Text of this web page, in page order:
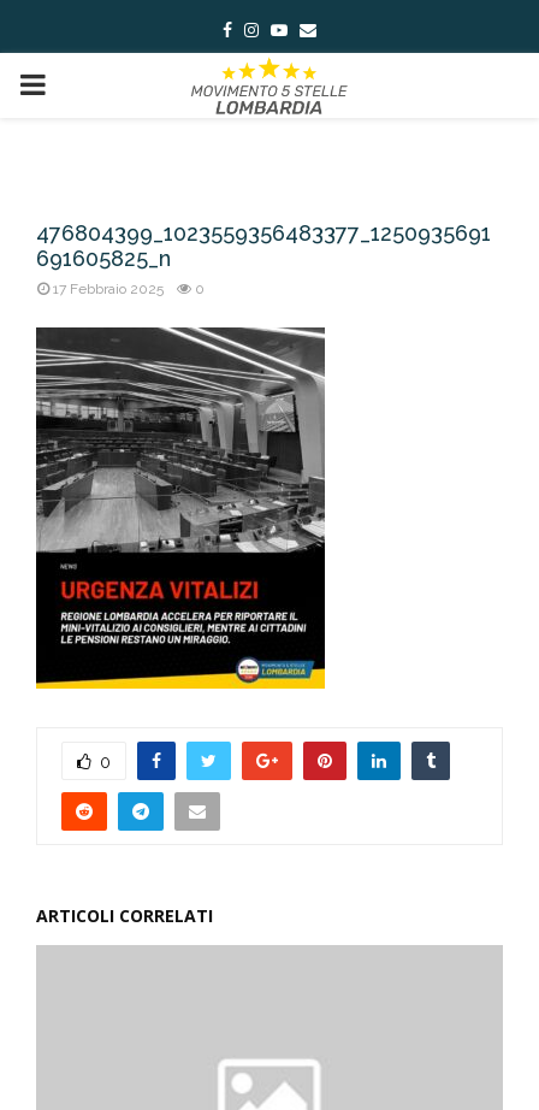
Facebook
Instagram
Youtube
Email
PRIMARY
476804399_1023559356483377_1250935691
691605825_n
17 Febbraio 2025 0
0
ARTICOLI CORRELATI